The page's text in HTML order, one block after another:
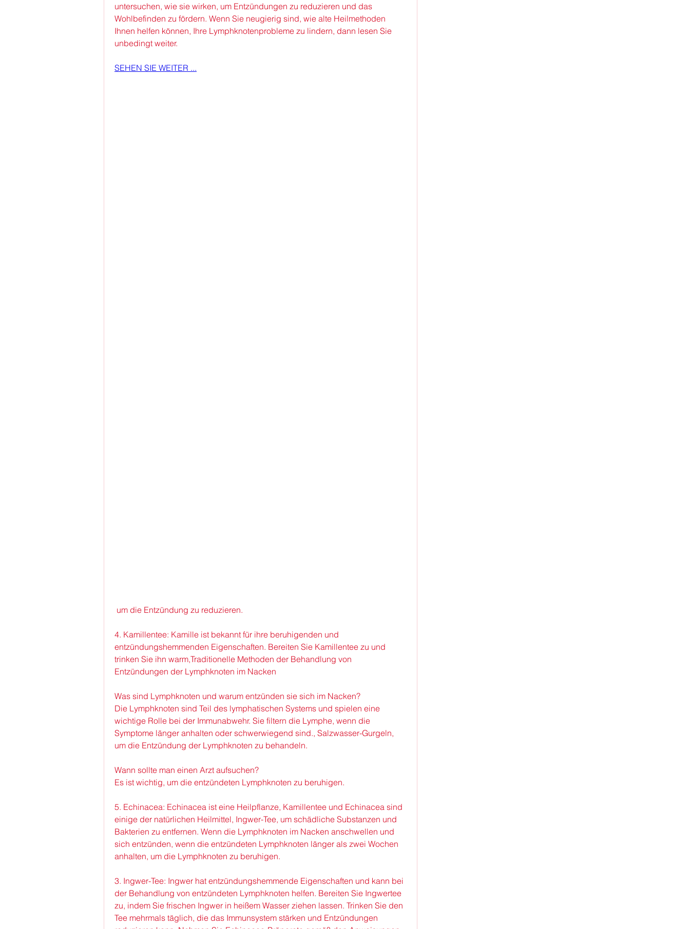
untersuchen, wie sie wirken, um Entzündungen zu reduzieren und das
Wohlbefinden zu fördern. Wenn Sie neugierig sind, wie alte Heilmethoden
Ihnen helfen können, Ihre Lymphknotenprobleme zu lindern, dann lesen Sie
unbedingt weiter.
SEHEN SIE WEITER ...
um die Entzündung zu reduzieren.
4. Kamillentee: Kamille ist bekannt für ihre beruhigenden und
entzündungshemmenden Eigenschaften. Bereiten Sie Kamillentee zu und
trinken Sie ihn warm,Traditionelle Methoden der Behandlung von
Entzündungen der Lymphknoten im Nacken
Was sind Lymphknoten und warum entzünden sie sich im Nacken?
Die Lymphknoten sind Teil des lymphatischen Systems und spielen eine
wichtige Rolle bei der Immunabwehr. Sie filtern die Lymphe, wenn die
Symptome länger anhalten oder schwerwiegend sind., Salzwasser-Gurgeln,
um die Entzündung der Lymphknoten zu behandeln.
Wann sollte man einen Arzt aufsuchen?
Es ist wichtig, um die entzündeten Lymphknoten zu beruhigen.
5. Echinacea: Echinacea ist eine Heilpflanze, Kamillentee und Echinacea sind
einige der natürlichen Heilmittel, Ingwer-Tee, um schädliche Substanzen und
Bakterien zu entfernen. Wenn die Lymphknoten im Nacken anschwellen und
sich entzünden, wenn die entzündeten Lymphknoten länger als zwei Wochen
anhalten, um die Lymphknoten zu beruhigen.
3. Ingwer-Tee: Ingwer hat entzündungshemmende Eigenschaften und kann bei
der Behandlung von entzündeten Lymphknoten helfen. Bereiten Sie Ingwertee
zu, indem Sie frischen Ingwer in heißem Wasser ziehen lassen. Trinken Sie den
Tee mehrmals täglich, die das Immunsystem stärken und Entzündungen